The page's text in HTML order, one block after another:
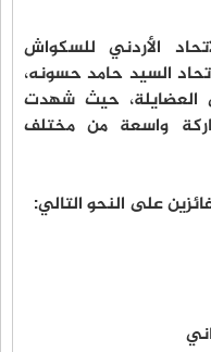
الأردني للسكواش
السيد حامد حسونه،
العضايلة، حيث شهدت
واسعة من مختلف
على النحو التالي: